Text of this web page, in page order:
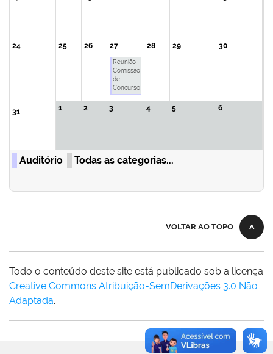
24 25 26 27
Reunião
Comissão
de
Concurso
28 29 30
31 1 2 3 4 5 6
Auditório Todas as categorias...
VOLTAR AO TOPO
Todo o conteúdo deste site está publicado sob a licença
Creative Commons Atribuição-SemDerivações 3.0 Não
Adaptada.